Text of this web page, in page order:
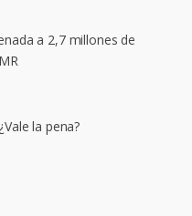
a 2,7 millones de
la pena?